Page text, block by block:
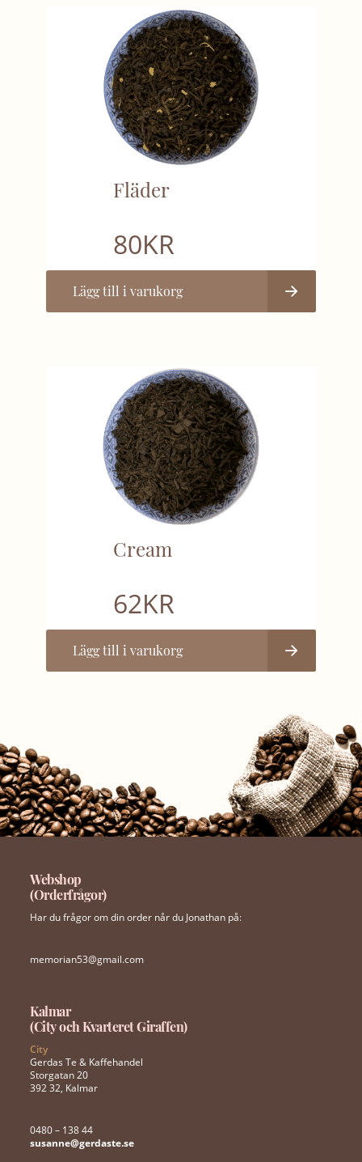
Fläder
80KR
Lägg till i varukorg
Cream
62KR
Lägg till i varukorg
Webshop
(Orderfrågor)
Har du frågor om din order når du Jonathan på:
memorian53@gmail.com
Kalmar
(City och Kvarteret Giraffen)
City
Gerdas Te & Kaffehandel
Storgatan 20
392 32, Kalmar
0480 – 138 44
susanne@gerdaste.se